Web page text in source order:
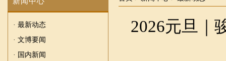
· 最新动态
· 文博要闻
· 国内新闻
2026元旦｜